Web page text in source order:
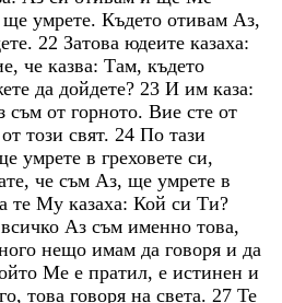
ще умрете. Където отивам Аз,
. 22 Затова юдеите казаха:
, че казва: Там, където
да дойдете? 23 И им каза:
съм от горното. Вие сте от
от този свят. 24 По тази
умрете в греховете си,
, че съм Аз, ще умрете в
те Му казаха: Кой си Ти?
всичко Аз съм именно това,
нещо имам да говоря и да
Ме е пратил, е истинен и
, това говоря на света. 27 Те